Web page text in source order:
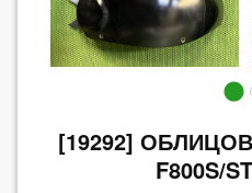
[19292]
F800S/